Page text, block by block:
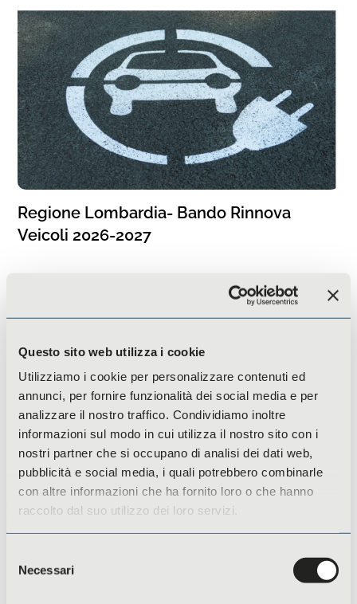
Questo sito web utilizza i cookie
Utilizziamo i cookie per personalizzare contenuti ed
annunci, per fornire funzionalità dei social media e per
analizzare il nostro traffico. Condividiamo inoltre
informazioni sul modo in cui utilizza il nostro sito con i
nostri partner che si occupano di analisi dei dati web,
pubblicità e social media, i quali potrebbero combinarle
con altre informazioni che ha fornito loro o che hanno
raccolto dal suo utilizzo dei loro servizi.
delNecessari
Regione Lombardia- Bando Rinnova
Veicoli 2026-2027
Citizens, Equality, Rights and Values